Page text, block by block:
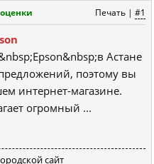
Печать | #1
Астане
поэтому вы
интернет-магазине.
огромный ...
сайт